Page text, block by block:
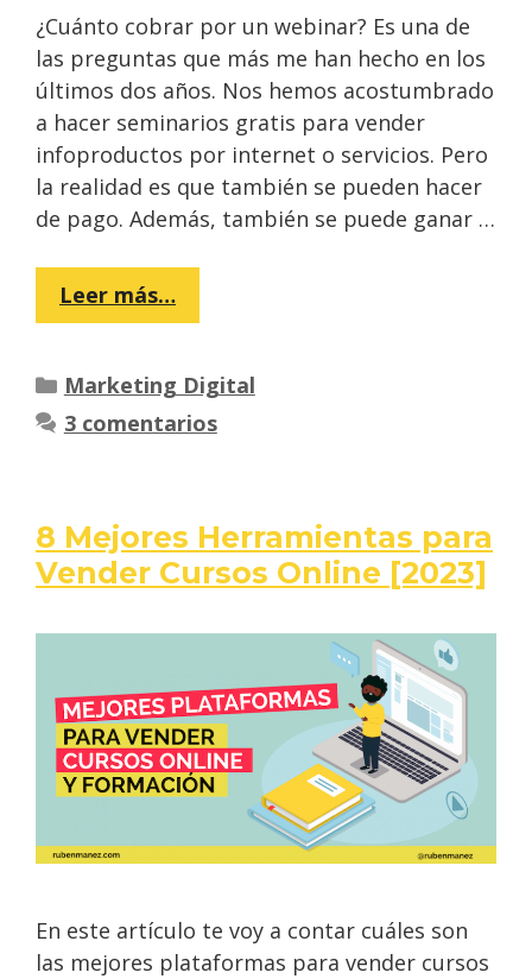
¿Cuánto cobrar por un webinar? Es una de
las preguntas que más me han hecho en los
últimos dos años. Nos hemos acostumbrado
a hacer seminarios gratis para vender
infoproductos por internet o servicios. Pero
la realidad es que también se pueden hacer
de pago. Además, también se puede ganar …
Leer más…
Categorías
Marketing Digital
3 comentarios
8 Mejores Herramientas para
Vender Cursos Online [2023]
En este artículo te voy a contar cuáles son
las mejores plataformas para vender cursos